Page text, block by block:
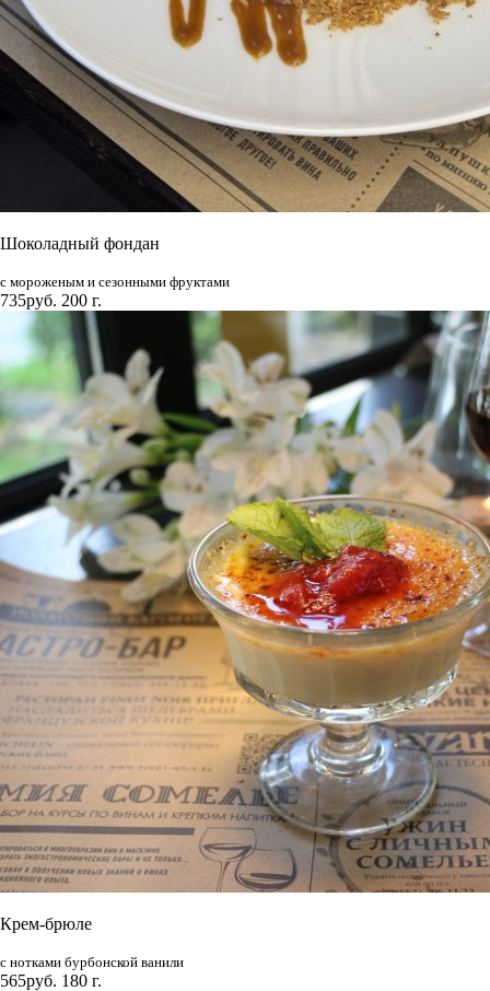
Шоколадный фондан
с мороженым и сезонными фруктами
735руб. 200 г.
Крем-брюле
с нотками бурбонской ванили
565руб. 180 г.